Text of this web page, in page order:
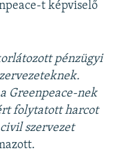
t képviselő
pénzügyi
Greenpeace-nek
folytatott harcot
szervezet